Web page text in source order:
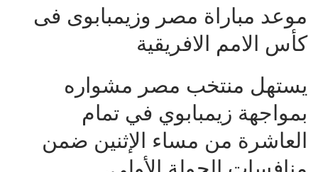
موعد مباراة مصر وزيمبابوى فى
كأس الامم الافريقية
يستهل منتخب مصر مشواره
بمواجهة زيمبابوي في تمام
العاشرة من مساء الإثنين ضمن